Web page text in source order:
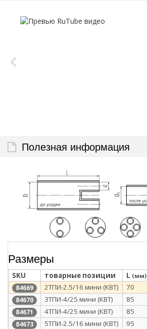
Полезная информация
Размеры
SKU товарные позиции L (мм)
84669 2ТПИ-2.5/16 мини (КВТ) 70
84670 3ТПИ-4/25 мини (КВТ) 85
84671 4ТПИ-4/25 мини (КВТ) 85
84673 5ТПИ-2.5/16 мини (КВТ) 95